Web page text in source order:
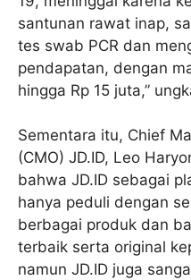
santunan rawat inap,
tes swab PCR dan
pendapatan, dengan
hingga Rp 15 juta,”
Sementara itu, Chief
(CMO) JD.ID, Leo
bahwa JD.ID sebagai
hanya peduli dengan
berbagai produk dan
terbaik serta original
namun JD.ID juga